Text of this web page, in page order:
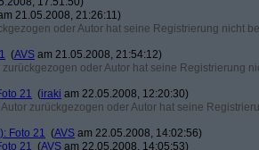
21.05.2008, 21:26:11)
oder Autor hat seine Registrierung nicht
(AVS am 21.05.2008, 21:54:12)
zurückgezogen oder Autor hat seine Registrierung
21 (iraki am 22.05.2008, 12:20:30)
Autor zurückgezogen oder Autor hat seine
Foto 21 (AVS am 22.05.2008, 14:02:56)
21 (AVS am 22.05.2008, 14:05:53)